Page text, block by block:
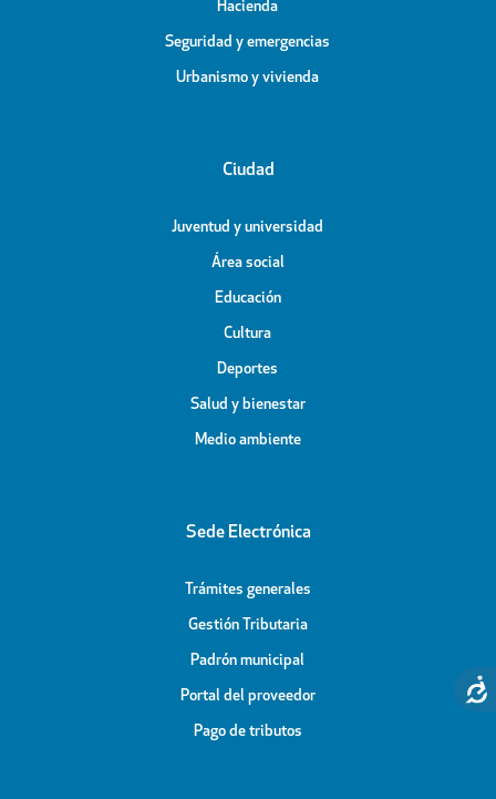
Hacienda
Seguridad y emergencias
Urbanismo y vivienda
Ciudad
Juventud y universidad
Área social
Educación
Cultura
Deportes
Salud y bienestar
Medio ambiente
Sede Electrónica
Trámites generales
Gestión Tributaria
Padrón municipal
Portal del proveedor
Pago de tributos